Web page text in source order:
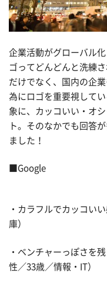
企業活動がグローバル
ゴってどんどんと洗練
だけでなく、国内の企
為にロゴを重要視して
象に、カッコいい・オ
ト。そのなかでも回答
ました！
■Google
・カラフルでカッコい
庫）
・ベンチャーっぽさを
性／33歳／情報・IT）